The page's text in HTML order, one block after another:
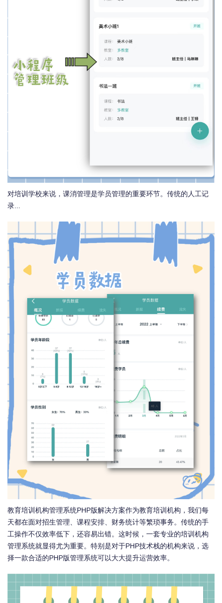
对培训学校来说，课消管理是学员管理的重要环节。传统的人工记
录...
教育培训机构管理系统PHP版解决方案作为教育培训机构，我们每
天都在面对招生管理、课程安排、财务统计等繁琐事务。传统的手
工操作不仅效率低下，还容易出错。这时候，一套专业的培训机构
管理系统就显得尤为重要。特别是对于PHP技术栈的机构来说，选
择一款合适的PHP版管理系统可以大大提升运营效率。